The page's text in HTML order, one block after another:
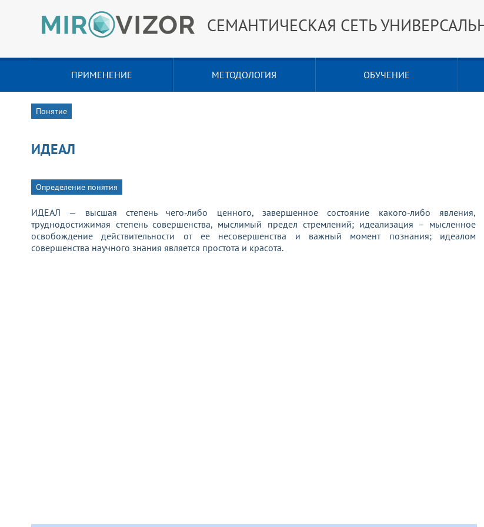
СЕМАНТИЧЕСКАЯ СЕТЬ
ПРИМЕНЕНИЕ МЕТОДОЛОГИЯ ОБУЧЕНИЕ
Понятие
ИДЕАЛ
Определение понятия
ИДЕАЛ — высшая степень чего-либо ценного, завершенное состояние какого-либо явления,
труднодостижимая степень совершенства, мыслимый предел стремлений; идеализация – мысленное
освобождение действительности от ее несовершенства и важный момент познания; идеалом
совершенства научного знания является простота и красота.